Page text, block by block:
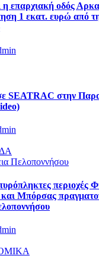
η επαρχιακή οδός
1 εκατ. ευρώ από
SEATRAC στην
Πελοποννήσου
περιοχές
Μπόρσας